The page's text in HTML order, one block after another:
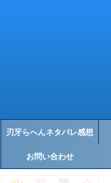
刃牙らへんネタバレ感想
お問い合わせ